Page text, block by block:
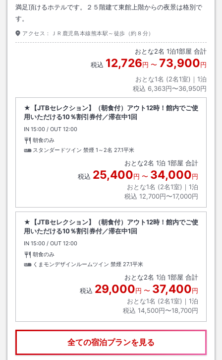
満足頂けるホテルです。２５階建て東館上階からの夜景は格別で
す。
アクセス： ＪＲ鹿児島本線熊本駅～徒歩（約８分）
おとな2名 1泊1部屋 合計
税込 12,726円 〜 73,900円
おとな1名 (2名1室)｜ 1泊
税込 6,363円〜36,950円
★【JTBセレクション】（朝食付）アウト12時！館内でご使
用いただける10％割引券付／滞在中1回
IN チェックイン
15:00 / OUT チェックアウト
12:00
朝食のみ
スタンダードツイン 禁煙 1～2名 27.1平米
おとな2名 1泊 1部屋 合計
税込 25,400円 〜 34,000円
おとな1名 (2名1室)｜ 1泊
税込 12,700円〜17,000円
★【JTBセレクション】（朝食付）アウト12時！館内でご使
用いただける10％割引券付／滞在中1回
IN チェックイン
15:00 / OUT チェックアウト
12:00
朝食のみ
くまモンデザインルームツイン 禁煙 27.1平米
おとな2名 1泊 1部屋 合計
税込 29,000円 〜 37,400円
おとな1名 (2名1室)｜ 1泊
税込 14,500円〜18,700円
全ての宿泊プランを見る